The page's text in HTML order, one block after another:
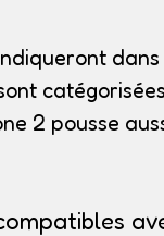
2 pousse